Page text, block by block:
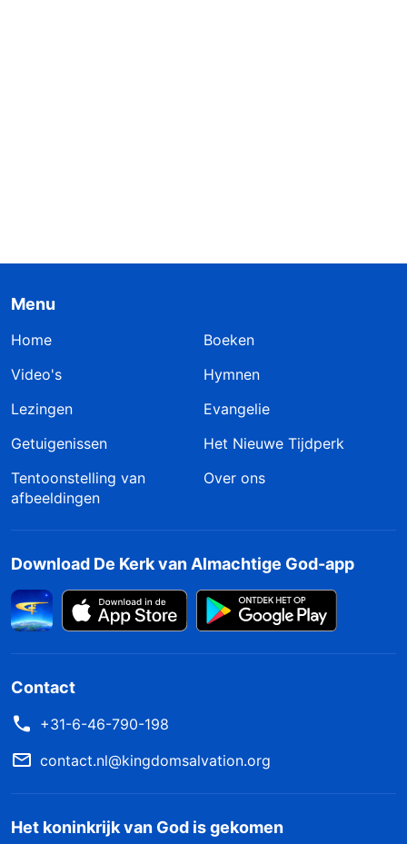
Menu
Home
Boeken
Video's
Hymnen
Lezingen
Evangelie
Getuigenissen
Het Nieuwe Tijdperk
Tentoonstelling van
afbeeldingen
Over ons
Download De Kerk van Almachtige God-app
Contact
+31-6-46-790-198
contact.nl@kingdomsalvation.org
Het koninkrijk van God is gekomen